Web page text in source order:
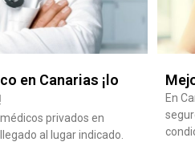
en Canarias ¡lo
privados en
al lugar indicado.
En